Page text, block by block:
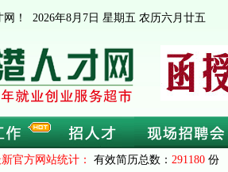
！ 2026年8月7日 星期五 农历六月廿五
官方网站统计： 有效简历总数： 291180 份